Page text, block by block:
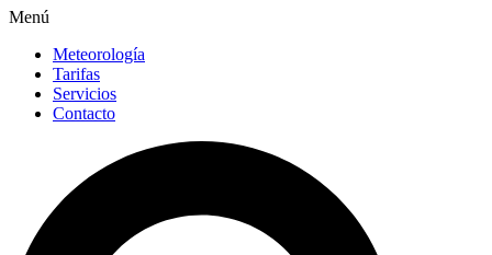
Menú
Meteorología
Tarifas
Servicios
Contacto